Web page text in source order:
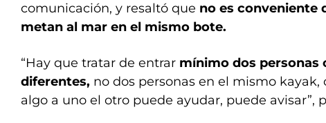
comunicación, y resaltó que no es conveniente
metan al mar en el mismo bote.
“Hay que tratar de entrar mínimo dos personas
diferentes, no dos personas en el mismo kayak,
algo a uno el otro puede ayudar, puede avisar”,